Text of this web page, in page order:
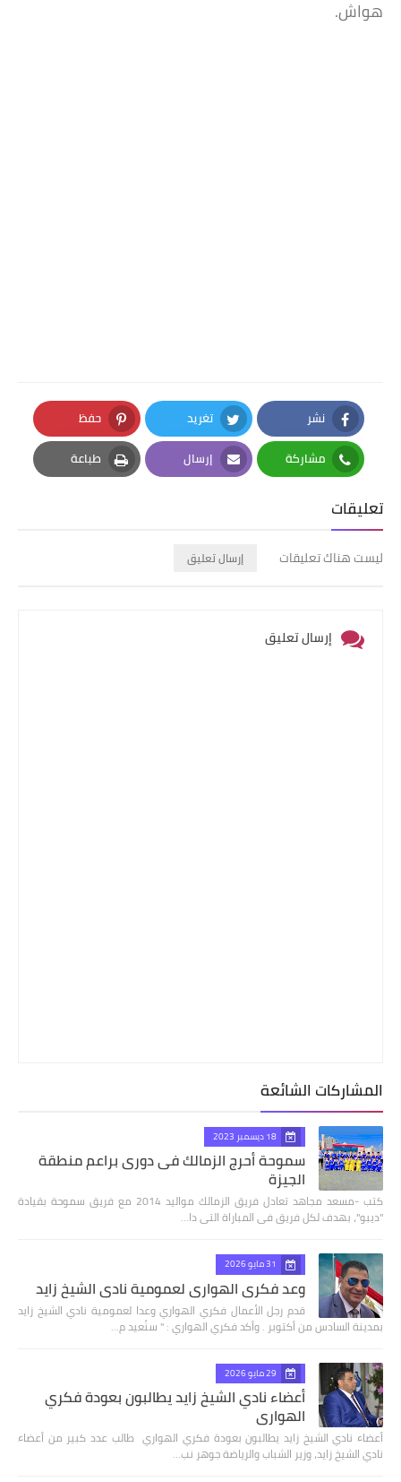
هواش.
نشر
Facebook
تغريد
Twitter
حفظ
Pinterest
مشاركة
Whatsapp
إرسال
Email
طباعة
Print
تعليقات
ليست هناك تعليقات إرسال تعليق
إرسال تعليق
المشاركات الشائعة
18 ديسمبر 2023
سموحة أحرج الزمالك فى دورى براعم منطقة
الجيزة
كتب -مسعد مجاهد تعادل فريق الزمالك مواليد 2014 مع فريق سموحة بقيادة
"ديبو"، بهدف لكل فريق فى المباراة التى دا…
31 مايو 2026
وعد فكري الهواري لعمومية نادي الشيخ زايد
قدم رجل الأعمال فكري الهواري وعدا لعمومية نادي الشيخ زايد
بمدينة السادس من أكتوبر . وأكد فكري الهواري : " سنُعيد م…
29 مايو 2026
أعضاء نادي الشيخ زايد يطالبون بعودة فكري
الهواري
أعضاء نادي الشيخ زايد يطالبون بعودة فكري الهواري طالب عدد كبير من أعضاء
نادي الشيخ زايد، وزير الشباب والرياضة جوهر نب…